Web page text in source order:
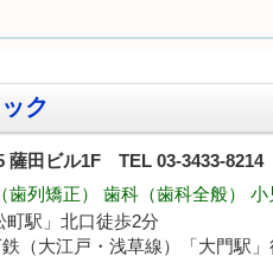
ク
薩田ビル1F TEL 03-3433-8214
歯列矯正） 歯科（歯科全般）
町駅」北口徒歩2分
（大江戸・浅草線）「大門駅